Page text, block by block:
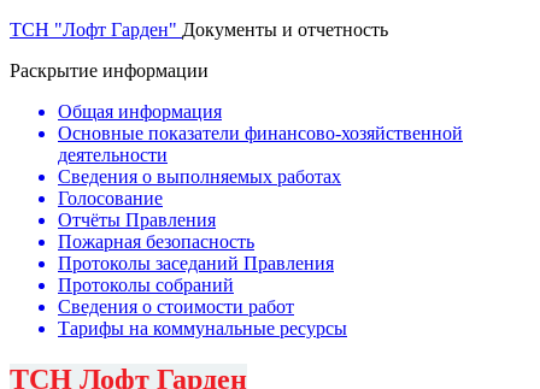
ТСН "Лофт Гарден" Документы и отчетность
Раскрытие информации
Общая информация
Основные показатели финансово-хозяйственной
деятельности
Сведения о выполняемых работах
Голосование
Отчёты Правления
Пожарная безопасность
Протоколы заседаний Правления
Протоколы собраний
Сведения о стоимости работ
Тарифы на коммунальные ресурсы
ТСН Лофт Гарден